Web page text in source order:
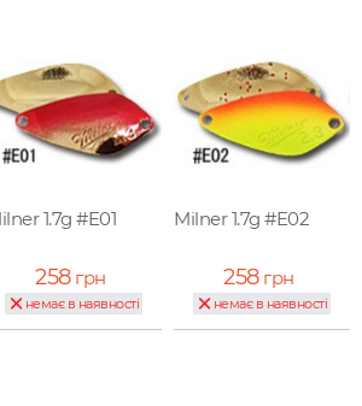
1.7g #E01
258грн
немає в наявності
Milner 1.7g #E02
258грн
немає в наявності